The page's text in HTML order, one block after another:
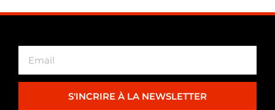
S'INCRIRE À LA NEWSLETTER